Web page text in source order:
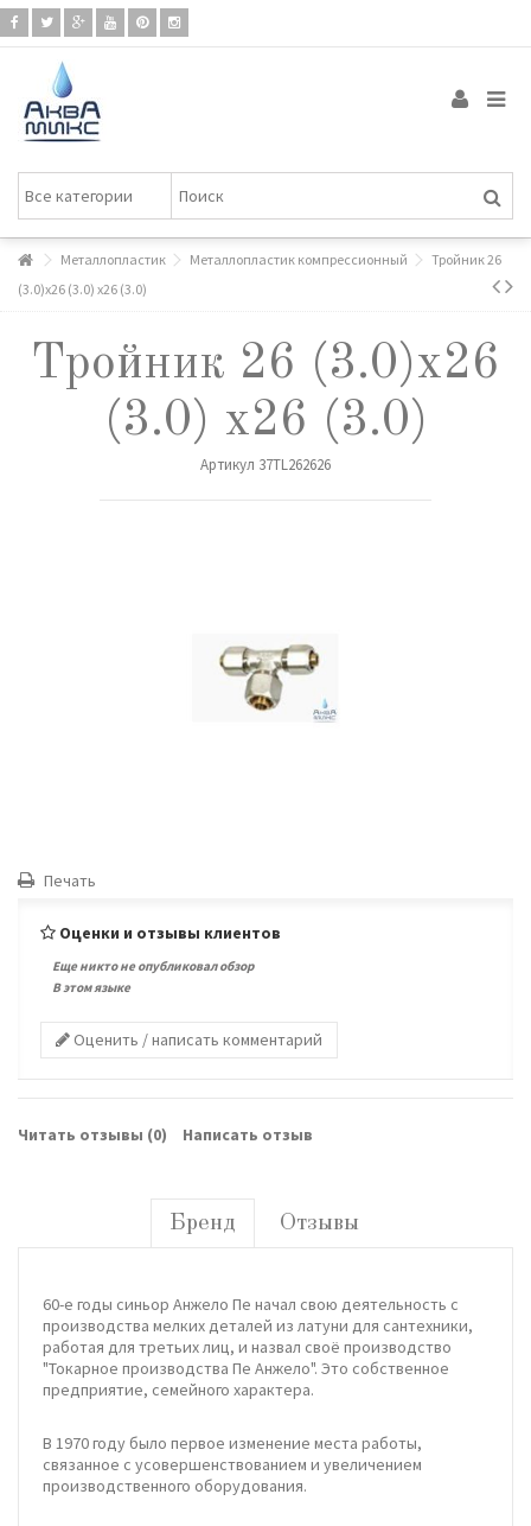
Металлопластик Металлопластик компрессионный
Тройник 26
(3.0)х26 (3.0) х26 (3.0)
Тройник 26 (3.0)х26
(3.0) х26 (3.0)
Артикул 37TL262626
Печать
Оценки и отзывы клиентов
Еще никто не опубликовал обзор
В этом языке
Оценить / написать комментарий
Читать отзывы (0) Написать отзыв
Бренд Отзывы
60-е годы синьор Анжело Пе начал свою деятельность с
производства мелких деталей из латуни для сантехники,
работая для третьих лиц, и назвал своё производство
"Токарное производства Пе Анжело". Это собственное
предприятие, семейного характера.
В 1970 году было первое изменение места работы,
связанное с усовершенствованием и увеличением
производственного оборудования.